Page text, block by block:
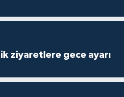
ziyaretlere gece ayarı